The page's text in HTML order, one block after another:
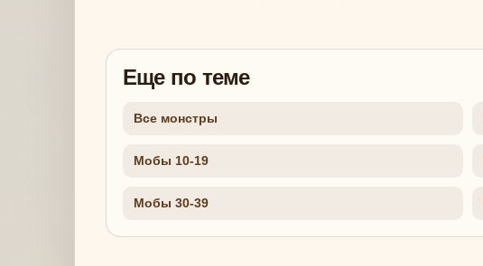
Еще по теме
Все монстры
Мобы 10-19
Мобы 30-39